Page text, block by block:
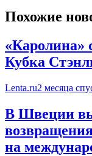
Похожие
«Каролина»
Кубка
Lenta.ru2 месяца
В Швеции
на